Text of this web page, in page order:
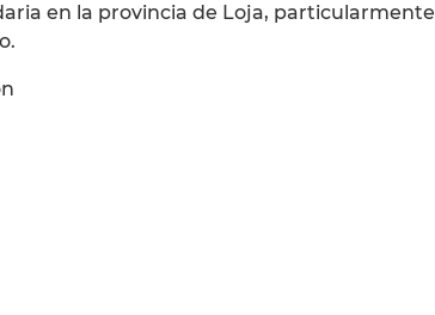
en la provincia de Loja, particularmente